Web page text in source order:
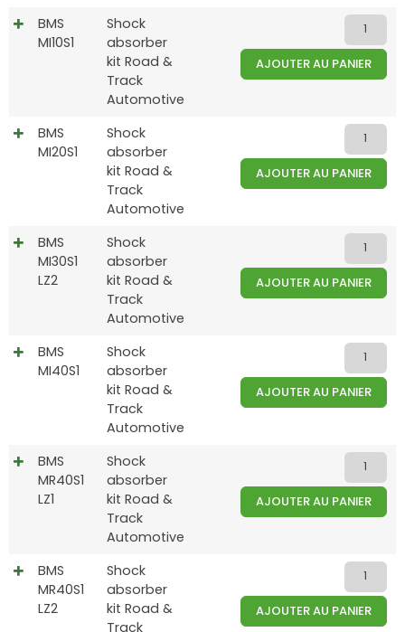
BMS
MI10S1
Shock
absorber
kit Road &
Track
Automotive
AJOUTER AU PANIER
BMS
MI20S1
Shock
absorber
kit Road &
Track
Automotive
AJOUTER AU PANIER
BMS
MI30S1
LZ2
Shock
absorber
kit Road &
Track
Automotive
AJOUTER AU PANIER
BMS
MI40S1
Shock
absorber
kit Road &
Track
Automotive
AJOUTER AU PANIER
BMS
MR40S1
LZ1
Shock
absorber
kit Road &
Track
Automotive
AJOUTER AU PANIER
BMS
MR40S1
LZ2
Shock
absorber
kit Road &
Track
AJOUTER AU PANIER